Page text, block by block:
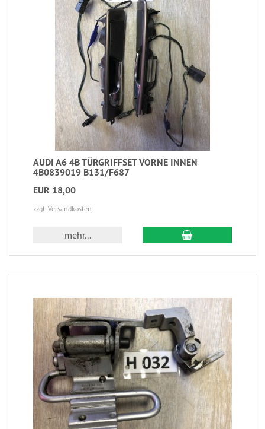
AUDI A6 4B TÜRGRIFFSET VORNE INNEN
4B0839019 B131/F687
EUR 18,00
zzgl. Versandkosten
mehr...